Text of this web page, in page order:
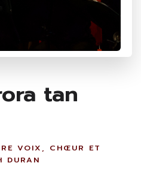
tan
VOIX, CHŒUR ET
DURAN